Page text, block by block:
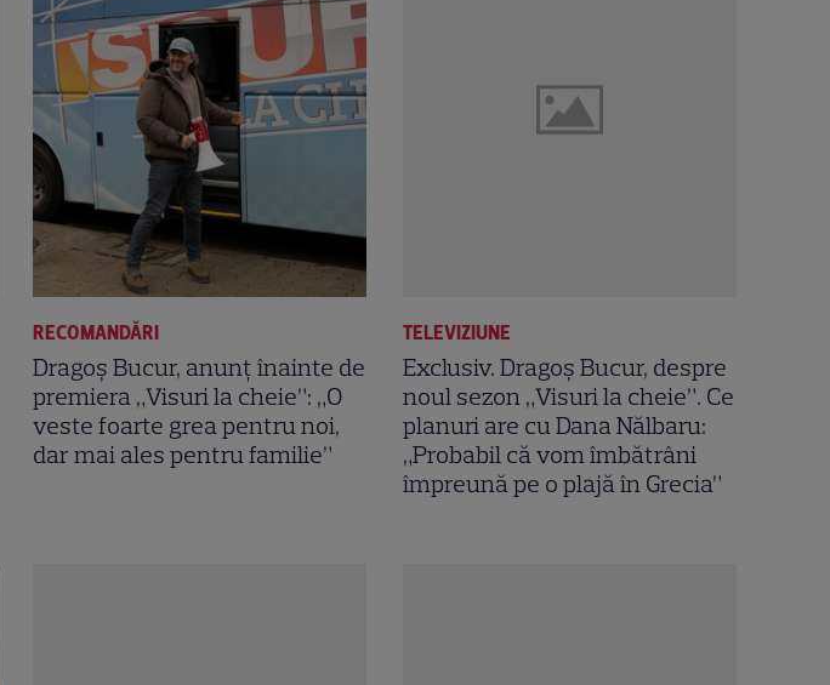
RECOMANDĂRI
Dragoș Bucur, anunț înainte de
premiera „Visuri la cheie”: „O
veste foarte grea pentru noi,
dar mai ales pentru familie”
TELEVIZIUNE
Exclusiv. Dragoș Bucur, despre
noul sezon „Visuri la cheie”. Ce
planuri are cu Dana Nălbaru:
„Probabil că vom îmbătrâni
împreună pe o plajă în Grecia”